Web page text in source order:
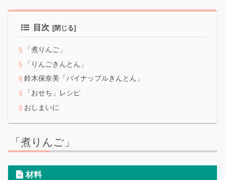
目次
「煮りんご」
「りんごきんとん」
鈴木保奈美「パイナップルきんとん」
「おせち」レシピ
おしまいに
「煮りんご」
材料